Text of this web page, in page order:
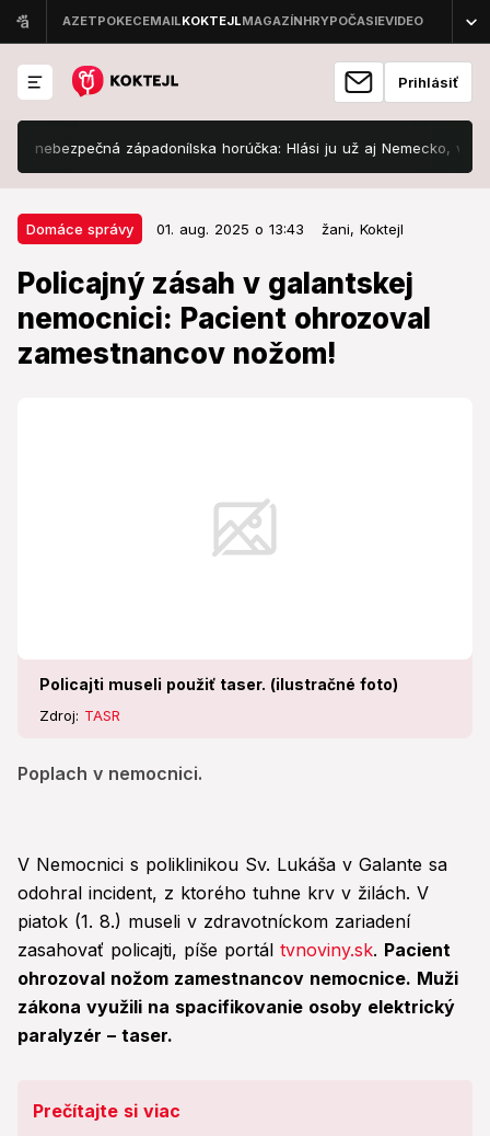
Prihlásiť
západonílska horúčka: Hlási ju už aj Nemecko, väčšina
Domáce správy 01. aug. 2025 o 13:43 žani, Koktejl
Policajný zásah v galantskej
nemocnici: Pacient ohrozoval
zamestnancov nožom!
Policajti museli použiť taser. (ilustračné foto)
Zdroj: TASR
Poplach v nemocnici.
Domáce správy 01. aug. 2025 o 13:43
Policajný zásah v galantskej
nemocnici: Pacient ohrozoval
zamestnancov nožom!
V Nemocnici s poliklinikou Sv. Lukáša v Galante sa
odohral incident, z ktorého tuhne krv v žilách. V
piatok (1. 8.) museli v zdravotníckom zariadení
zasahovať policajti, píše portál tvnoviny.sk. Pacient
ohrozoval nožom zamestnancov nemocnice. Muži
zákona využili na spacifikovanie osoby elektrický
paralyzér – taser.
Prečítajte si viac